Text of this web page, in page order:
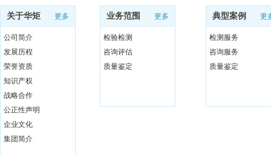
下午茶
关于华矩 更多
公司简介
发展历程
荣誉资质
知识产权
战略合作
公正性声明
企业文化
集团简介
业务范围 更多
检验检测
咨询评估
质量鉴定
典型案例 更
检测服务
咨询服务
质量鉴定